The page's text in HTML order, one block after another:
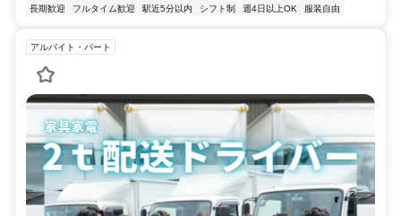
長期歓迎
フルタイム歓迎 駅近5分以内 シフト制 週4日以上OK 服装自由
アルバイト・パート